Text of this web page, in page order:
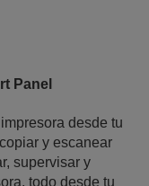
Panel
desde tu
y escanear
supervisar y
todo desde tu